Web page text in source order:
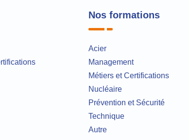
Nos formations
Acier
Management
Métiers et Certifications
Nucléaire
Prévention et Sécurité
Technique
Autre